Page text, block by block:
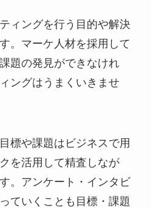
ィングを行う目的や解決
。マーケ人材を採用して
題の発見ができなけれ
ングはうまくいきませ
標や課題はビジネスで用
を活用して精査しなが
。アンケート・インタビ
ていくことも目標・課題